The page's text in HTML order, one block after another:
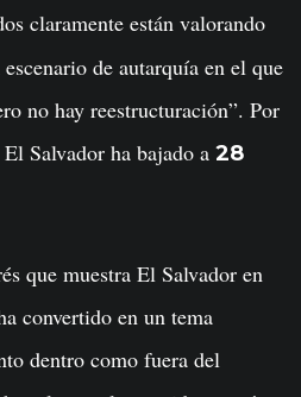
claramente están valorando
de autarquía en el que
no hay reestructuración”. Por
El Salvador ha bajado a 28
que muestra El Salvador en
convertido en un tema
dentro como fuera del